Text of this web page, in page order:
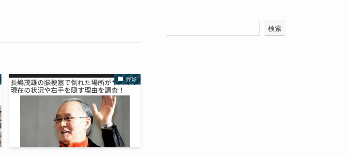
野球
検索